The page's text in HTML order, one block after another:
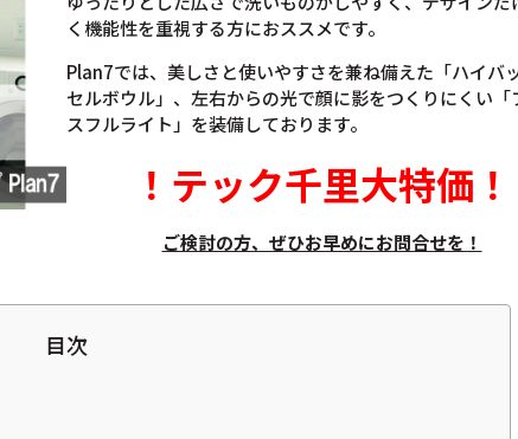
く機能性を重視する方におススメです。
Plan7では、美しさと使いやすさを兼ね備えた「ハイバ
セルボウル」、左右からの光で顔に影をつくりにくい「
スフルライト」を装備しております。
！ テック千里大特価 ！
ご検討の方、ぜひお早めにお問合せを！
目次